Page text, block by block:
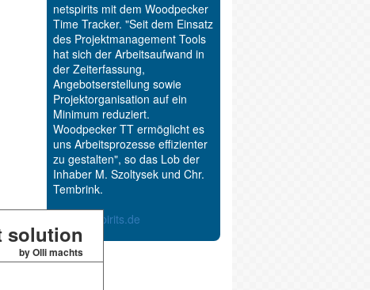
netspirits mit dem Woodpecker
Time Tracker. "Seit dem Einsatz
des Projektmanagement Tools
hat sich der Arbeitsaufwand in
der Zeiterfassung,
Angebotserstellung sowie
Projektorganisation auf ein
Minimum reduziert.
Woodpecker TT ermöglicht es
uns Arbeitsprozesse effizienter
zu gestalten", so das Lob der
Inhaber M. Szoltysek und Chr.
Tembrink.
www.netspirits.de
solution
by Olli machts